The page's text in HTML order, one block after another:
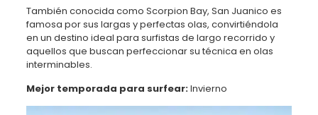
También conocida como Scorpion Bay, San Juanico es
famosa por sus largas y perfectas olas, convirtiéndola
en un destino ideal para surfistas de largo recorrido y
aquellos que buscan perfeccionar su técnica en olas
interminables.
Mejor temporada para surfear:Invierno